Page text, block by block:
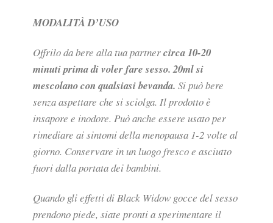
MODALITÀ D’USO
Offrilo da bere alla tua partnercirca 10-20
minuti prima di voler fare sesso. 20mlsi
mescolano con qualsiasi bevanda. Si può bere
senza aspettare che si sciolga. Il prodotto è
insapore e inodore. Può anche essere usato per
rimediare ai sintomi della menopausa 1-2 volte al
giorno. Conservare in un luogo fresco e asciutto
fuori dalla portata dei bambini.
Quando gli effetti di Black Widow gocce del sesso
prendono piede, siate pronti a sperimentare il